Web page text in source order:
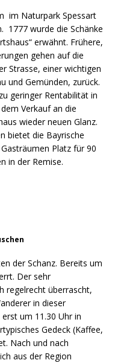
im Naturpark Spessart
1777 wurde die Schänke
erwähnt. Frühere,
gehen auf die
Strasse, einer wichtigen
und Gemünden, zurück.
geringer Rentabilität in
Verkauf an die
wieder neuen Glanz.
bietet die Bayrische
Platz für 90
in der Remise.
der Schanz. Bereits um
Der sehr
regelrecht überrascht,
in dieser
um 11.30 Uhr in
Gedeck (Kaffee,
Nach und nach
aus der Region